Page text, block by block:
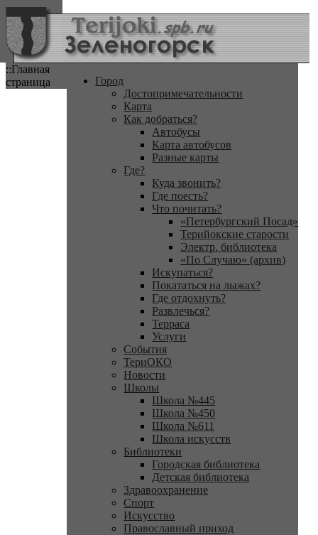
::Главная
страница
Город
Достопримечательности
Карта
Как добраться?
Автобусы
Карта автобусов
Разные карты
Где?
Куда звонить?
Где поесть?
Что почитать?
«Петербургский Посад»
Терийокские старости
Электр. библиотека
«По Случаю» (архив)
Искупаться?
Покататься на лыжах?
Где отдохнуть?
Развлечься?
Терраса
Услуги
События
ТериОКО
Новости
Школы
Школа №445
Школа №450
Школа №611
Школа искусств
Библиотеки
Городская библиотека
Детская библиотека
Здравоохранение
Спорт
Искусство
Православный приход